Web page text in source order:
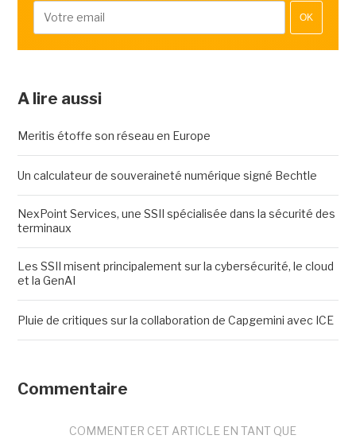
OK
A lire aussi
Meritis étoffe son réseau en Europe
Un calculateur de souveraineté numérique signé Bechtle
NexPoint Services, une SSII spécialisée dans la sécurité des
terminaux
Les SSII misent principalement sur la cybersécurité, le cloud
et la GenAI
Pluie de critiques sur la collaboration de Capgemini avec ICE
Commentaire
COMMENTER CET ARTICLE EN TANT QUE